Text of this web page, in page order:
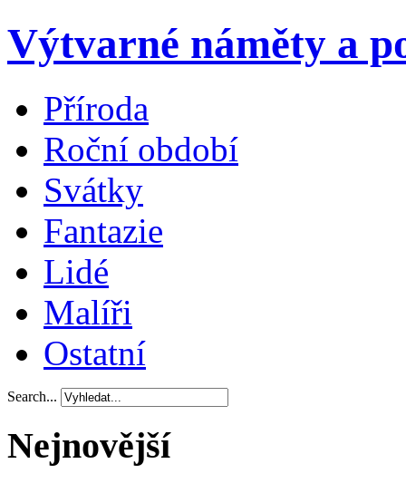
Výtvarné náměty a
Příroda
Roční období
Svátky
Fantazie
Lidé
Malíři
Ostatní
Search...
Nejnovější